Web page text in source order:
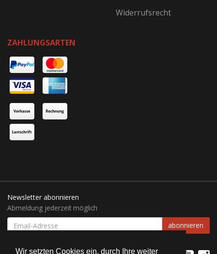
Wir setzten Cookies ein, durch Ihre weiter
Widerrufsrecht
ZAHLUNGSARTEN
Newsletter abonnieren
Abmeldung jederzeit möglich
EMAIL-
ADRESSE
abonnieren